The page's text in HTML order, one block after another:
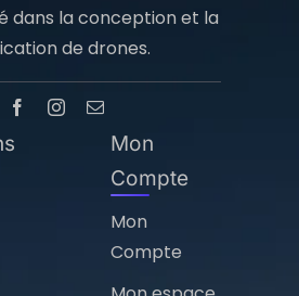
dans la conception et la
de drones.
Mon
Compte
Mon
Compte